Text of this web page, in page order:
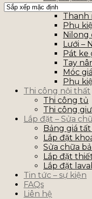
Thanh
Phụ
Nilong
Lưới –
Pát ke
Tay
Móc
Phụ
Thi công nội thất
Thi công tủ
Thi công
Lắp đặt – Sửa
Bảng giá
Lắp đặt
Sửa chữa
Lắp đặt
Lắp đặt
Tin tức – sự kiện
FAQs
Liên hệ